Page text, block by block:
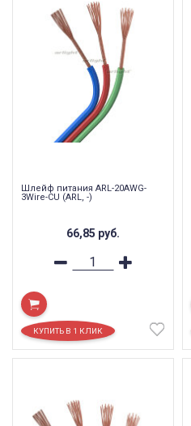
Шлейф питания ARL-20AWG-
3Wire-CU (ARL, -)
66,85 руб.